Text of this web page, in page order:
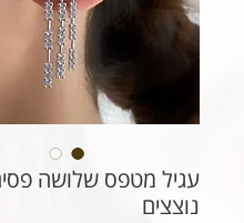
עגיל מטפס שלושה
נוצצים